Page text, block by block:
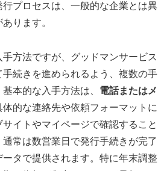
プロセスは、一般的な企業とは異
ります。
方法ですが、グッドマンサービス
続きを進められるよう、複数の手
本的な入手方法は、 電話またはメ
体的な連絡先や依頼フォーマットに
イトやマイページで確認すること
常は数営業日で発行手続きが完了
ータで提供されます。特に年末調整